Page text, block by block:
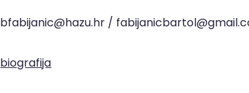
bfabijanic@hazu.hr /
biografija